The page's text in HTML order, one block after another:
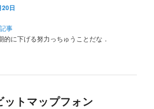
20日
事
的に下げる努力っちゅうことだな．
ットマップフォン